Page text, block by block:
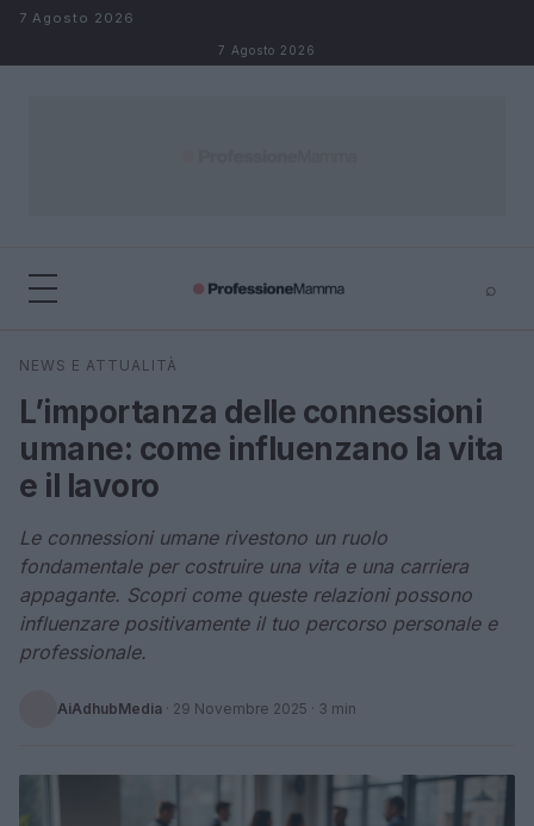
Salta al contenuto
7 Agosto 2026
7 Agosto 2026
⌕
Cerca
NEWS E ATTUALITÀ
L’importanza delle connessioni
umane: come influenzano la vita
e il lavoro
Le connessioni umane rivestono un ruolo
fondamentale per costruire una vita e una carriera
appagante. Scopri come queste relazioni possono
influenzare positivamente il tuo percorso personale e
professionale.
AiAdhubMedia · 29 Novembre 2025 · 3 min